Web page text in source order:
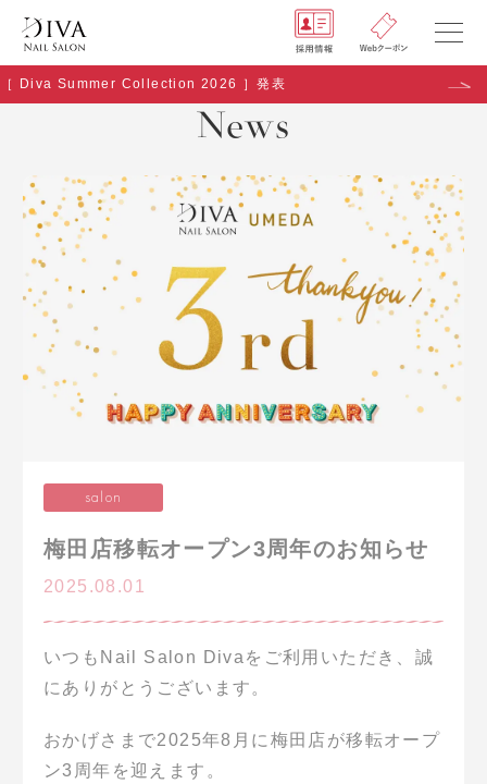
NEWS
GALLERY
RECRUIT
COMPANY
Q&A
［ Diva Summer Collection 2026 ］発表
News
salon
梅田店移転オープン3周年のお知らせ
2025.08.01
いつもNail Salon Divaをご利用いただき、誠
にありがとうございます。
おかげさまで2025年8月に梅田店が移転オープ
ン3周年を迎えます。